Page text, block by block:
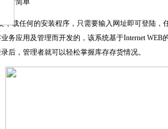
登录简单
载任何的安装程序，只需要输入网址即可登陆，
务应用及管理而开发的，该系统基于Internet WEB
后，管理者就可以轻松掌握库存存货情况。